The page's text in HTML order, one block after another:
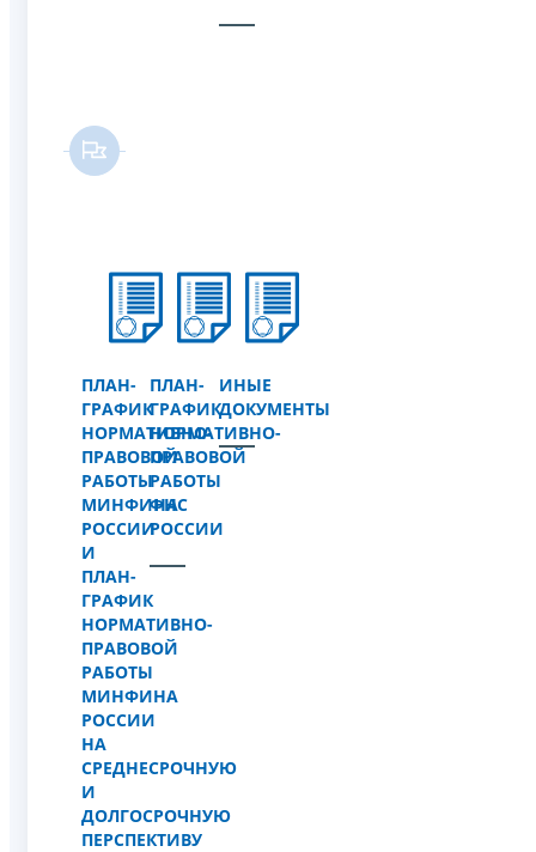
ПЛАН-
ГРАФИК
НОРМАТИВНО-
ПРАВОВОЙ
РАБОТЫ
МИНФИНА
РОССИИ
И
ПЛАН-
ГРАФИК
НОРМАТИВНО-
ПРАВОВОЙ
РАБОТЫ
МИНФИНА
РОССИИ
НА
СРЕДНЕСРОЧНУЮ
И
ДОЛГОСРОЧНУЮ
ПЕРСПЕКТИВУ
ПЛАН-
ГРАФИК
НОРМАТИВНО-
ПРАВОВОЙ
РАБОТЫ
ФНС
РОССИИ
ИНЫЕ
ДОКУМЕНТЫ